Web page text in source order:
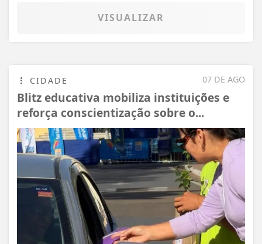
VISUALIZAR
07 DE AGO
CIDADE
Blitz educativa mobiliza instituições e
reforça conscientização sobre o...